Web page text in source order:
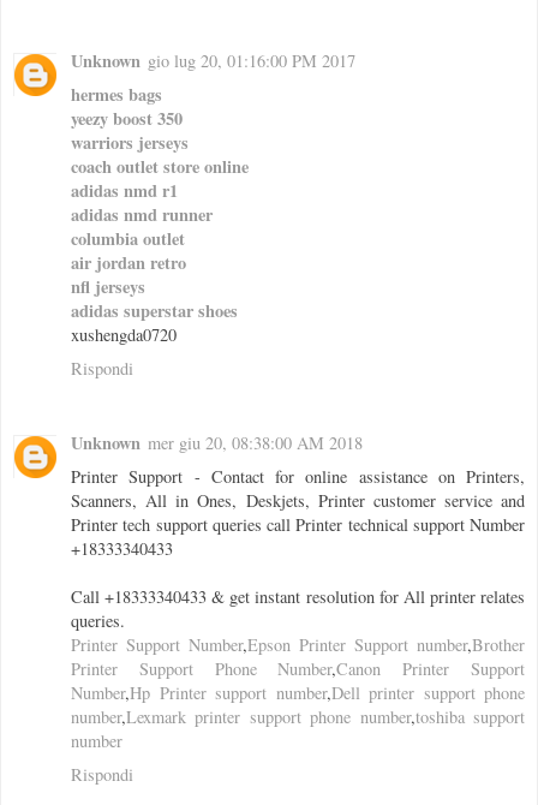
Unknown gio lug 20, 01:16:00 PM 2017
hermes bags
yeezy boost 350
warriors jerseys
coach outlet store online
adidas nmd r1
adidas nmd runner
columbia outlet
air jordan retro
nfl jerseys
adidas superstar shoes
xushengda0720
Rispondi
Unknown mer giu 20, 08:38:00 AM 2018
Printer Support - Contact for online assistance on Printers,
Scanners, All in Ones, Deskjets, Printer customer service and
Printer tech support queries call Printer technical support Number
+18333340433
Call +18333340433 & get instant resolution for All printer relates
queries.
Printer Support Number,Epson Printer Support number,Brother
Printer Support Phone Number,Canon Printer Support
Number,Hp Printer support number,Dell printer support phone
number,Lexmark printer support phone number,toshiba support
number
Rispondi